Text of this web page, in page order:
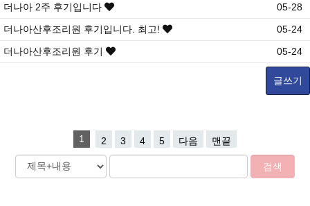
더나아 2주 후기입니다
05-28
더나아산후조리원 후기입니다. 최고!
05-24
더나아산후조리원 후기
05-24
글쓰기
1 2 3 4 5 다음 맨끝